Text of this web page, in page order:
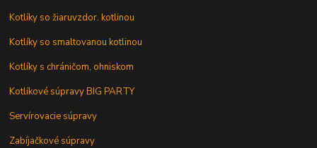
Kotlíky so žiaruvzdor. kotlinou
Kotlíky so smaltovanou kotlinou
Kotlíky s chráničom, ohniskom
Kotlíkové súpravy BIG PARTY
Servírovacie súpravy
Zabíjačkové súpravy